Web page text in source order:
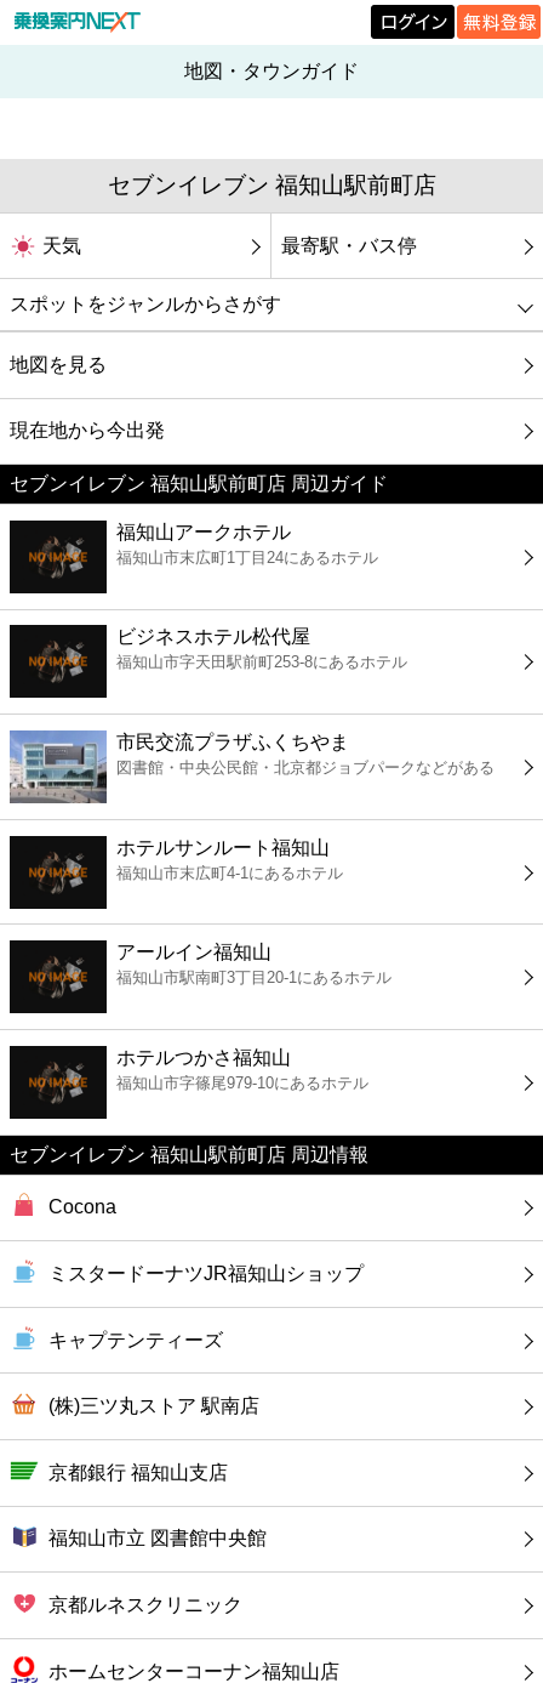
地図・タウンガイド
セブンイレブン 福知山駅前町店
天気 最寄駅・バス停
スポットをジャンルからさがす
グルメ
映画
美容
コンビニ
薬局
スーパー
エンタメ
レジャー
書店
ファミレス
ファーストフード
カフェ
ショッピング
ホテル
地図を見る
現在地から今出発
セブンイレブン 福知山駅前町店 周辺ガイド
福知山アークホテル
福知山市末広町1丁目24にあるホテル
ビジネスホテル松代屋
福知山市字天田駅前町253-8にあるホテル
市民交流プラザふくちやま
図書館・中央公民館・北京都ジョブパークなどがある
ホテルサンルート福知山
福知山市末広町4-1にあるホテル
アールイン福知山
福知山市駅南町3丁目20-1にあるホテル
ホテルつかさ福知山
福知山市字篠尾979-10にあるホテル
セブンイレブン 福知山駅前町店 周辺情報
Cocona
ミスタードーナツJR福知山ショップ
キャプテンティーズ
(株)三ツ丸ストア 駅南店
京都銀行 福知山支店
福知山市立 図書館中央館
京都ルネスクリニック
ホームセンターコーナン福知山店